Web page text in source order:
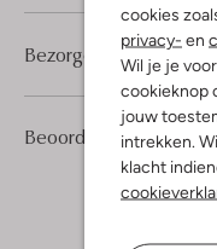
cookies
privacy- en
Wil je je
cookieknop
jouw
intrekken.
klacht
Beoordelingen (1)
Bezorgen &